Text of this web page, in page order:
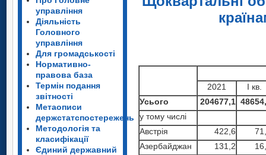
управління
Діяльність
Головного
управління
Для громадськості
Нормативно-
правова база
Термін подання
звітності
Метаописи
держстатспостережень
Методологія та
класифікації
Єдиний державний
2021
І кв.
Усього
204677,1
у тому числі
Австрiя
422,6
Азербайджан
131,2